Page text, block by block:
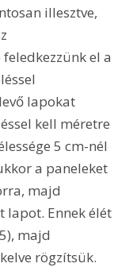
illesztve,
el a
lapokat
kell méretre
5 cm-nél
a paneleket
majd
lapot. Ennek élét
majd
rögzítsük.